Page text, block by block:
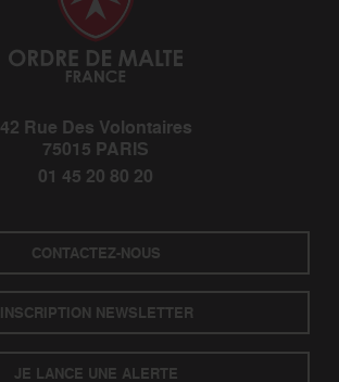
42 Rue Des Volontaires
75015 PARIS
01 45 20 80 20
CONTACTEZ-NOUS
INSCRIPTION NEWSLETTER
JE LANCE UNE ALERTE